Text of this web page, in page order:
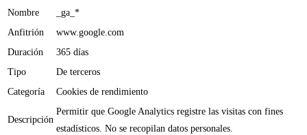
Nombre
_ga_*
Anfitrión
www.google.com
Duración
365 días
Tipo
De terceros
Categoría
Cookies de rendimiento
Descripción
Permitir que Google Analytics registre las visitas con fines
estadísticos. No se recopilan datos personales.